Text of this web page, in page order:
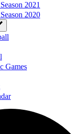
2021
2020
Games